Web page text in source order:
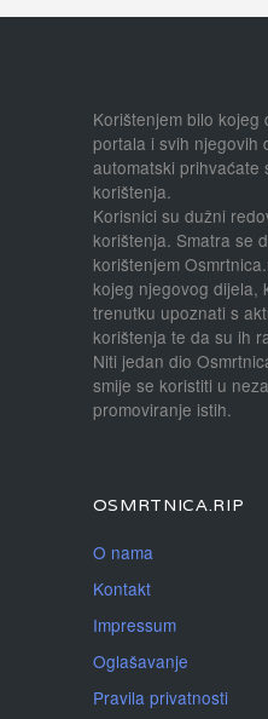
Korištenjem bilo kojeg
portala i svih njegovih
automatski prihvaćate
korištenja.
Korisnici su dužni
korištenja. Smatra se
korištenjem
kojeg njegovog dijela,
trenutku upoznati s
korištenja te da su ih
Niti jedan dio
smije se koristiti u
promoviranje istih.
OSMRTNICA.RIP
O nama
Kontakt
Impressum
Oglašavanje
Pravila privatnosti